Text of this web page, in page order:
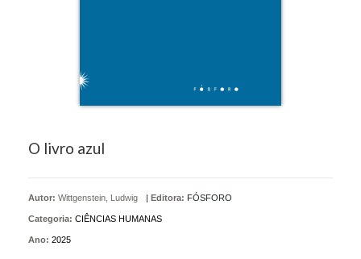
O livro azul
Autor: Wittgenstein, Ludwig | Editora: FÓSFORO
Categoria: CIÊNCIAS HUMANAS
Ano: 2025